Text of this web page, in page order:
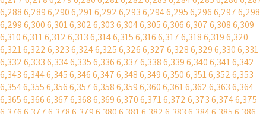
6,2886,2896,2906,2916,2926,2936,2946,2956,2966,2976,298
6,2996,3006,3016,3026,3036,3046,3056,3066,3076,3086,309
6,3106,3116,3126,3136,3146,3156,3166,3176,3186,3196,320
6,3216,3226,3236,3246,3256,3266,3276,3286,3296,3306,331
6,3326,3336,3346,3356,3366,3376,3386,3396,3406,3416,342
6,3436,3446,3456,3466,3476,3486,3496,3506,3516,3526,353
6,3546,3556,3566,3576,3586,3596,3606,3616,3626,3636,364
6,3656,3666,3676,3686,3696,3706,3716,3726,3736,3746,375